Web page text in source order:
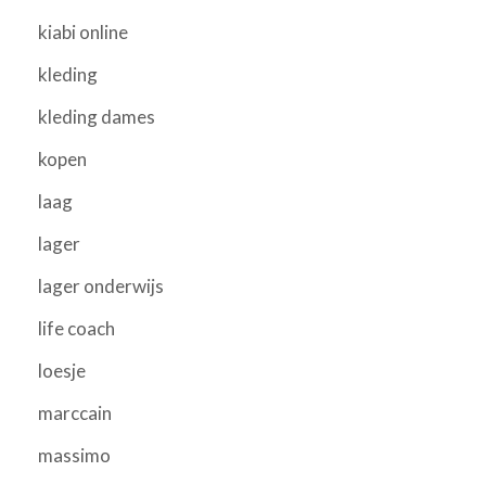
kiabi online
kleding
kleding dames
kopen
laag
lager
lager onderwijs
life coach
loesje
marccain
massimo